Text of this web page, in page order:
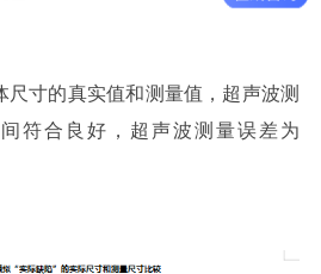
尺寸的真实值和测量值，超声波测
符合良好，超声波测量误差为